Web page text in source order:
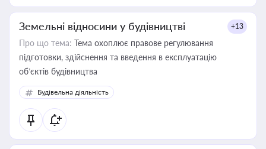
Земельні відносини у будівництві +13
Про що тема: Тема охоплює правове регулювання
підготовки, здійснення та введення в експлуатацію
об’єктів будівництва
Будівельна діяльність